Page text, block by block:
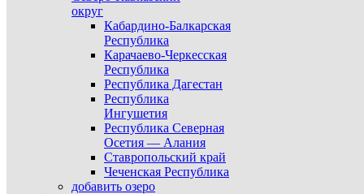
округ
Кабардино-Балкарская
Республика
Карачаево-Черкесская
Республика
Республика Дагестан
Республика
Ингушетия
Республика Северная
Осетия — Алания
Ставропольский край
Чеченская Республика
добавить озеро